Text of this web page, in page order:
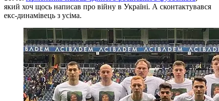
який хоч щось написав про війну в Україні. А сконтактувався
екс-динамівець з усіма.